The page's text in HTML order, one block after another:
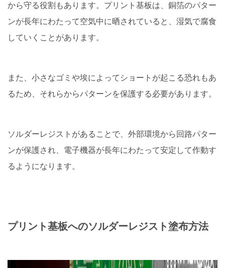
から守る役割もあります。プリント基板は、銅箔のパター
ンが長年にわたって空気中に晒されていると、湿気で腐食
していくことがあります。
また、小さなゴミや埃によってショートが起こる恐れもあ
るため、それらからパターンを保護する必要があります。
ソルダーレジストがあることで、外部環境から回路パター
ンが保護され、電子機器が長年にわたって安定して作動す
るようになります。
プリント基板へのソルダーレジスト塗布方法